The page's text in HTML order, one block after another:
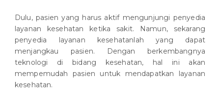
Dulu, pasien yang harus aktif mengunjungi penyedia
layanan kesehatan ketika sakit. Namun, sekarang
penyedia layanan kesehatanlah yang dapat
menjangkau pasien. Dengan berkembangnya
teknologi di bidang kesehatan, hal ini akan
mempemudah pasien untuk mendapatkan layanan
kesehatan.